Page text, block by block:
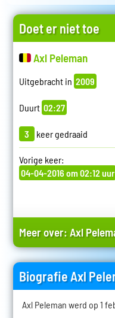
Doet er niet toe
Axl Peleman
Uitgebracht in 2009
Duurt 02:27
3 keer gedraaid
Vorige keer:
04-04-2016 om 02:12 uur
Meer over:Axl
Biografie Axl
Axl Peleman werd op 1